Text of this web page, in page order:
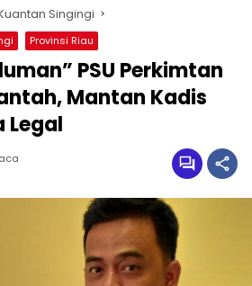
Singingi
Provinsi Riau
PSU Perkimtan
Mantan Kadis
Legal